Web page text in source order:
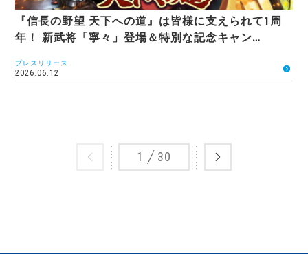
『信長の野望 天下への道』は皆様に支えられて1周
年！ 新武将「寧々」登場＆特別な記念キャン…
プレスリリース
2026.06.12
1 30